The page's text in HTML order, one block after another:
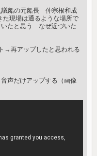
議船の元船長 仲宗根和成
た現場は通るような場所で
いたと思う なぜ近づいた
→再アップしたと思われる
声だけアップする（画像